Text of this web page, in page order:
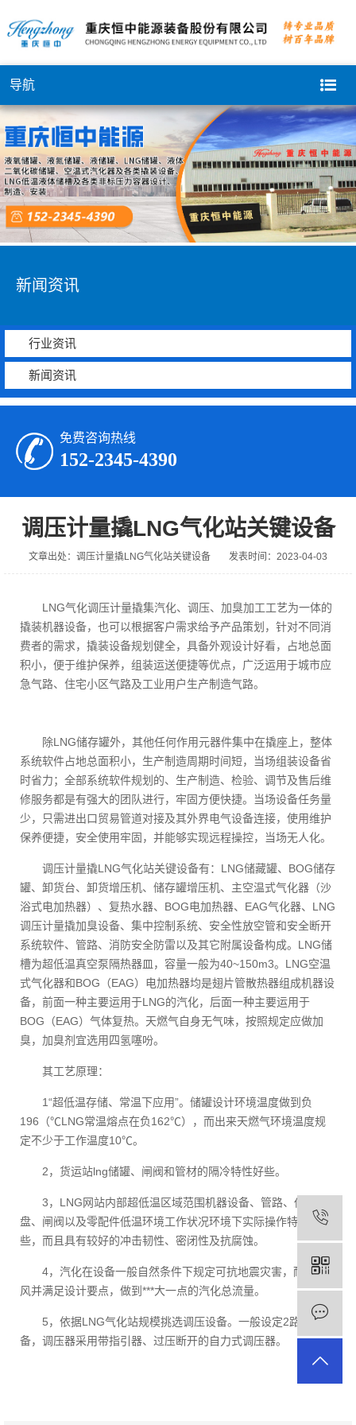
导航
新闻资讯
行业资讯
新闻资讯
免费咨询热线
152-2345-4390
调压计量撬LNG气化站关键设备
文章出处：调压计量撬LNG气化站关键设备 发表时间：2023-04-03
LNG气化调压计量撬集汽化、调压、加臭加工工艺为一体的
撬装机器设备，也可以根据客户需求给予产品策划，针对不同消
费者的需求，撬装设备规划健全，具备外观设计好看，占地总面
积小，便于维护保养，组装运送便捷等优点，广泛运用于城市应
急气路、住宅小区气路及工业用户生产制造气路。
除LNG储存罐外，其他任何作用元器件集中在撬座上，整体
系统软件占地总面积小，生产制造周期时间短，当场组装设备省
时省力；全部系统软件规划的、生产制造、检验、调节及售后维
修服务都是有强大的团队进行，牢固方便快捷。当场设备任务量
少，只需进出口贸易管道对接及其外界电气设备连接，使用维护
保养便捷，安全使用牢固，并能够实现远程操控，当场无人化。
调压计量撬LNG气化站关键设备有：LNG储藏罐、BOG储存
罐、卸货台、卸货增压机、储存罐增压机、主空温式气化器（沙
浴式电加热器）、复热水器、BOG电加热器、EAG气化器、LNG
调压计量撬加臭设备、集中控制系统、安全性放空管和安全断开
系统软件、管路、消防安全防雷以及其它附属设备构成。LNG储
槽为超低温真空泵隔热器皿，容量一般为40~150m3。LNG空温
式气化器和BOG（EAG）电加热器均是翅片管散热器组成机器设
备，前面一种主要运用于LNG的汽化，后面一种主要运用于
BOG（EAG）气体复热。天燃气自身无气味，按照规定应做加
臭，加臭剂宜选用四氢噻吩。
其工艺原理：
1“超低温存储、常温下应用”。储罐设计环境温度做到负
196（℃LNG常温熔点在负162℃），而出来天燃气环境温度规
定不少于工作温度10℃。
2，货运站lng储罐、闸阀和管材的隔冷特性好些。
3，LNG网站内部超低温区域范围机器设备、管路、仪表
盘、闸阀以及零配件低温环境工作状况环境下实际操作特性好
些，而且具有较好的冲击韧性、密闭性及抗腐蚀。
4，汽化在设备一般自然条件下规定可抗地震灾害，耐强台
风并满足设计要点，做到***大一点的汽化总流量。
5，依据LNG气化站规模挑选调压设备。一般设定2路调压设
备，调压器采用带指引器、过压断开的自力式调压器。